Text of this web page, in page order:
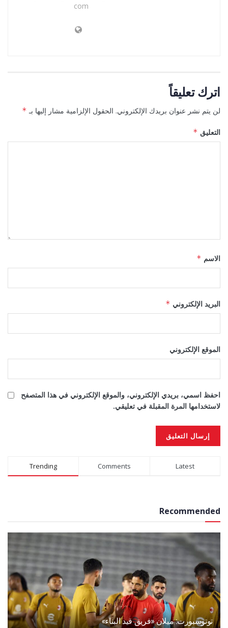
com
اترك تعليقاً
لن يتم نشر عنوان بريدك الإلكتروني. الحقول الإلزامية مشار إليها بـ *
التعليق *
الاسم *
البريد الإلكتروني *
الموقع الإلكتروني
احفظ اسمي، بريدي الإلكتروني، والموقع الإلكتروني في هذا المتصفح
لاستخدامها المرة المقبلة في تعليقي.
Trending Comments Latest
Recommended
توتوسبورت: ميلان «فريق قيد البناء»